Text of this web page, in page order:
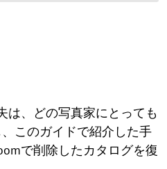
は、どの写真家にとっても
このガイドで紹介した手
で削除したカタログを復